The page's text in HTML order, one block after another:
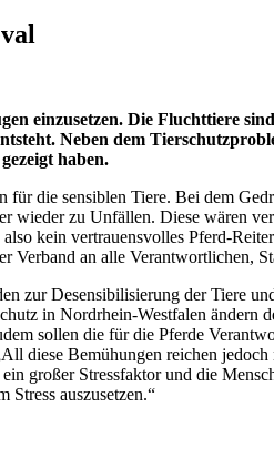
einzusetzen. Die Fluchttiere
Neben dem
haben.
die sensiblen Tiere. Bei dem
wieder zu Unfällen. Diese wären
kein vertrauensvolles Pferd-
an alle Verantwortlichen,
zur Desensibilisierung der Tiere
in Nordrhein-Westfalen ändern
sollen die für die Pferde
diese Bemühungen reichen
großer Stressfaktor und die
Stress auszusetzen.“